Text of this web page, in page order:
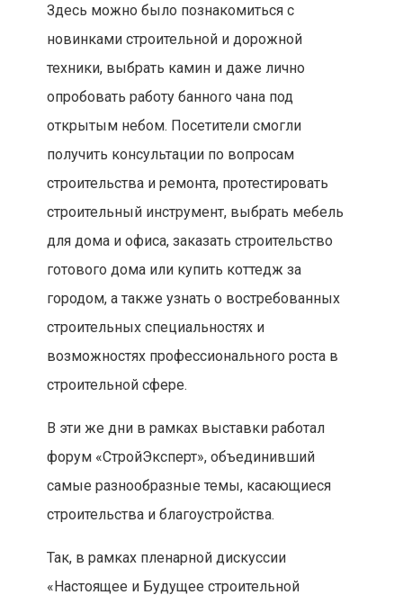
Здесь можно было познакомиться с
новинками строительной и дорожной
техники, выбрать камин и даже лично
опробовать работу банного чана под
открытым небом. Посетители смогли
получить консультации по вопросам
строительства и ремонта, протестировать
строительный инструмент, выбрать мебель
для дома и офиса, заказать строительство
готового дома или купить коттедж за
городом, а также узнать о востребованных
строительных специальностях и
возможностях профессионального роста в
строительной сфере.
В эти же дни в рамках выставки работал
форум «СтройЭксперт», объединивший
самые разнообразные темы, касающиеся
строительства и благоустройства.
Так, в рамках пленарной дискуссии
«Настоящее и Будущее строительной